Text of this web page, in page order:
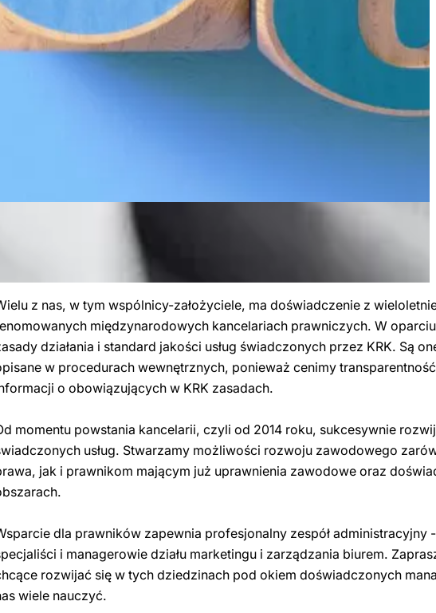
z nas, w tym wspólnicy-założyciele, ma doświadczenie z
międzynarodowych kancelariach prawniczych. W
działania i standard jakości usług świadczonych przez KRK. Są
w procedurach wewnętrznych, ponieważ cenimy
o obowiązujących w KRK zasadach.
momentu powstania kancelarii, czyli od 2014 roku, sukcesywnie
usług. Stwarzamy możliwości rozwoju zawodowego
jak i prawnikom mającym już uprawnienia zawodowe oraz
dla prawników zapewnia profesjonalny zespół administracyjny
i managerowie działu marketingu i zarządzania biurem.
rozwijać się w tych dziedzinach pod okiem doświadczonych
wiele nauczyć.